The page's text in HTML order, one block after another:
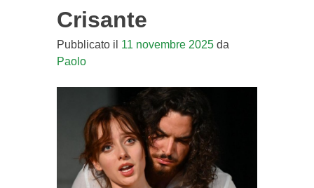
Crisante
Pubblicato il 11 novembre 2025da
Paolo